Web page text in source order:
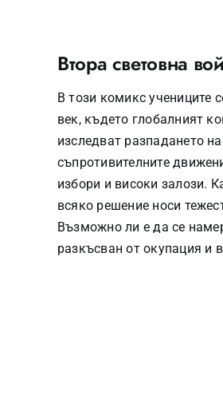
Втора световна
В този комикс учениците
век, където глобалният
изследват разпадането
съпротивителните
избори и високи залози.
всяко решение носи
Възможно ли е да се
разкъсван от окупация и